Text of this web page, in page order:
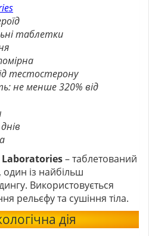
таблетки
тестостерону
не менше 320% від
Laboratories– таблетований
із найбільш
Використовується
рельєфу та сушіння тіла.
дія